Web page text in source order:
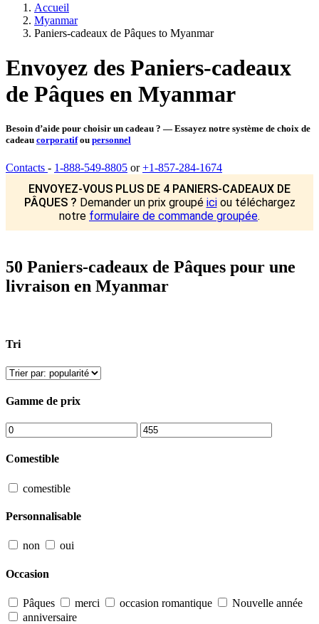
Accueil
Myanmar
Paniers-cadeaux de Pâques to Myanmar
Envoyez des Paniers-cadeaux
de Pâques en Myanmar
Besoin d’aide pour choisir un cadeau ? — Essayez notre système de choix de
cadeau corporatifou personnel
Contacts - 1-888-549-8805 or+1-857-284-1674
ENVOYEZ-VOUS PLUS DE 4 PANIERS-CADEAUX DE
PÂQUES ? Demander un prix groupé iciou téléchargez
notre formulaire de commande groupée.
50 Paniers-cadeaux de Pâques pour une
livraison en Myanmar
Tri
Gamme de prix
Comestible
comestible
Personnalisable
non oui
Occasion
Pâques merci occasion romantique
Nouvelle année
anniversaire